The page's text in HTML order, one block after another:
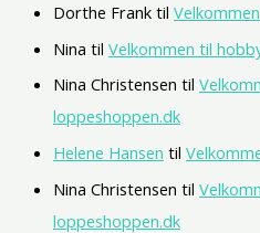
Dorthe Frank til
Nina til Velkommen til
Nina Christensen til
loppeshoppen.dk
Helene Hansen til
Nina Christensen til
loppeshoppen.dk